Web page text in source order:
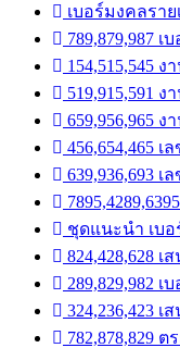
เบอร์มงคลรา
789,879,987
154,515,545
519,915,591
659,956,965
456,654,465
639,936,693
ชุดแนะนำ เบอ
824,428,628
289,829,982
324,236,423
782,878,829